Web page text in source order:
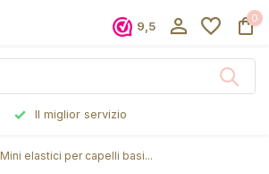
9,5
0
Il miglior servizio
Mini elastici per capelli basi...